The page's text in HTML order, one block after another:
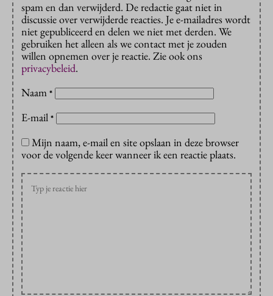
spam en dan verwijderd. De redactie gaat niet in
discussie over verwijderde reacties. Je e-mailadres wordt
niet gepubliceerd en delen we niet met derden. We
gebruiken het alleen als we contact met je zouden
willen opnemen over je reactie. Zie ook ons
privacybeleid.
Naam *
E-mail *
Mijn naam, e-mail en site opslaan in deze browser
voor de volgende keer wanneer ik een reactie plaats.